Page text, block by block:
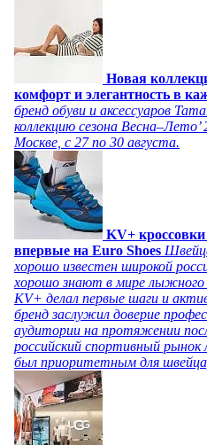
Новая
комфорт и элегантность в
бренд обуви и аксессуаров
коллекцию сезона
Москве, с 27 по 30 августа.
KV+ кроссовки
впервые на Euro Shoes
хорошо известен широкой
хорошо знают в мире
KV+ делал первые шаги и
бренд заслужил доверие
аудитории на протяжении
российский спортивный рынок
был приоритетным для